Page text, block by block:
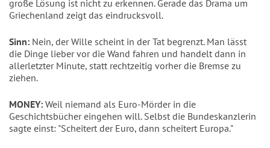
große Lösung ist nicht zu erkennen. Gerade das Drama um
Griechenland zeigt das eindrucksvoll.
Sinn: Nein, der Wille scheint in der Tat begrenzt. Man lässt
die Dinge lieber vor die Wand fahren und handelt dann in
allerletzter Minute, statt rechtzeitig vorher die Bremse zu
ziehen.
MONEY: Weil niemand als Euro-Mörder in die
Geschichtsbücher eingehen will. Selbst die Bundeskanzlerin
sagte einst: "Scheitert der Euro, dann scheitert Europa."